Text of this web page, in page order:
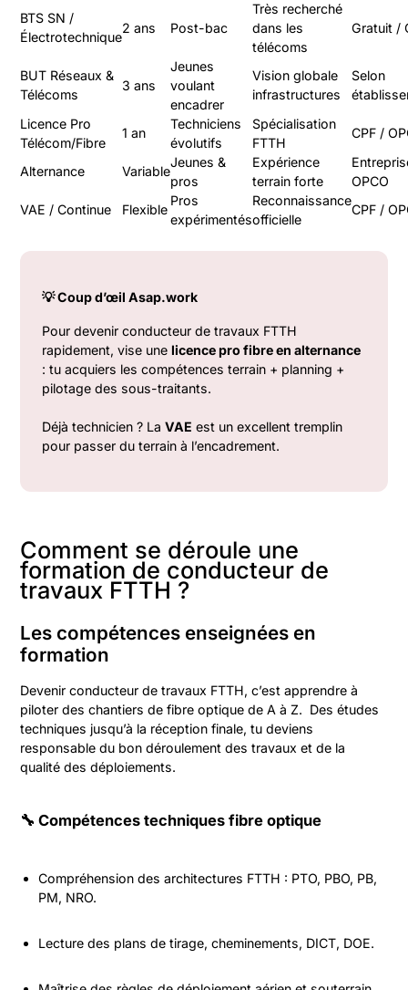
BTS SN /
Électrotechnique
2 ans Post-bac
Très recherché
dans les
télécoms
Gratuit /
BUT Réseaux &
Télécoms
3 ans
Jeunes
voulant
encadrer
Vision globale
infrastructures
Selon
Licence Pro
Télécom/Fibre
1 an
Techniciens
évolutifs
Spécialisation
FTTH
CPF /
Alternance Variable
Jeunes &
pros
Expérience
terrain forte
OPCO
VAE / Continue
Flexible
Pros
expérimentés
Reconnaissance
officielle
CPF /
💡 Coup d’œil Asap.work
Pour devenir conducteur de travaux FTTH
rapidement, vise unelicence pro fibre en alternance
: tu acquiers les compétences terrain + planning +
pilotage des sous-traitants.
Déjà technicien ? LaVAE est un excellent tremplin
pour passer du terrain à l’encadrement.
Comment se déroule une
formation de conducteur de
travaux FTTH ?
Les compétences enseignées en
formation
Devenir conducteur de travaux FTTH, c’est apprendre à
piloter des chantiers de fibre optique de A à Z. Des études
techniques jusqu’à la réception finale, tu deviens
responsable du bon déroulement des travaux et de la
qualité des déploiements.
🔧 Compétences techniques fibre optique
Compréhension des architectures FTTH : PTO, PBO, PB,
PM, NRO.
Lecture des plans de tirage, cheminements, DICT, DOE.